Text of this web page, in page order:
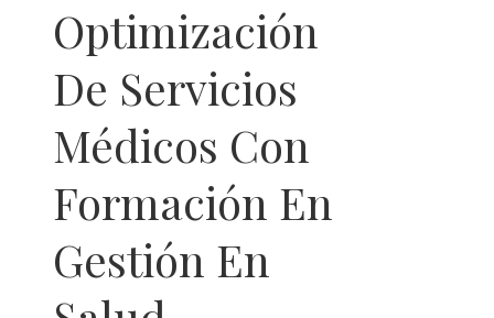
Optimización
De Servicios
Médicos Con
Formación En
Gestión En